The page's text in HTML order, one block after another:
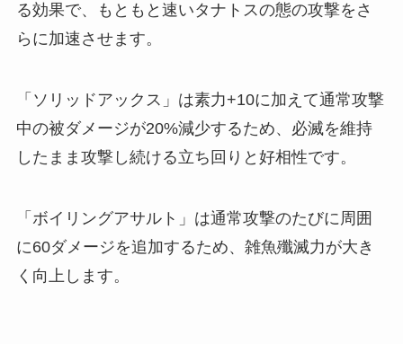
る効果で、もともと速いタナトスの態の攻撃をさ
らに加速させます。
「ソリッドアックス」は素力+10に加えて通常攻撃
中の被ダメージが20%減少するため、必滅を維持
したまま攻撃し続ける立ち回りと好相性です。
「ボイリングアサルト」は通常攻撃のたびに周囲
に60ダメージを追加するため、雑魚殲滅力が大き
く向上します。